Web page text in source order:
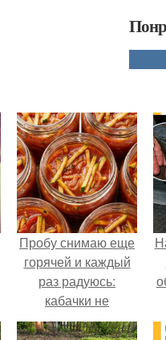
Пробу снимаю еще
горячей и каждый
раз радуюсь:
кабачки не
развариваются, а